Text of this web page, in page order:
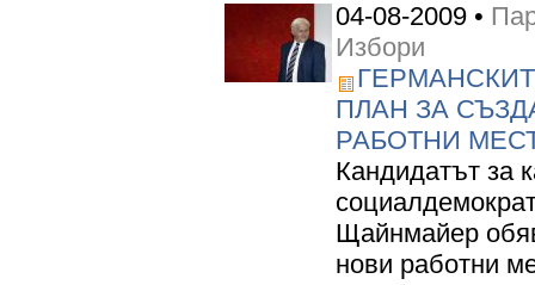
04-08-2009 •
Избори
ПЛАН ЗА
РАБОТНИ
Кандидатът за
Щайнмайер
нови работни